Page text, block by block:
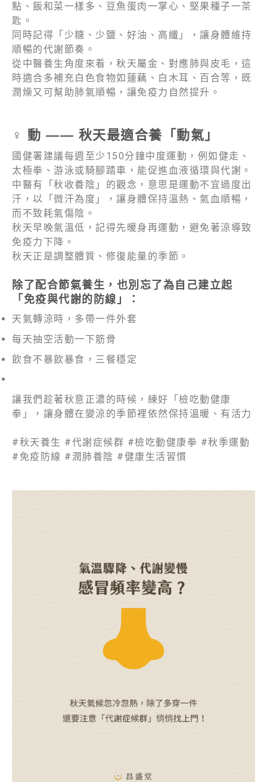
點、飯和菜一樣多、豆魚蛋肉一掌心、堅果種子一茶
匙。
同時記得「少糖、少鹽、好油、高纖」，讓身體維持
順暢的代謝節奏。
從中醫養生角度來看，秋天屬金、對應肺與皮毛，這
時適合多補充白色食物如蓮藕、白木耳、百合等，既
潤燥又可幫助肺氣順暢，讓免疫力自然提升。
‍♀️ 動 —— 秋天最適合養「動氣」
國健署建議每週至少150分鐘中度運動，例如健走、
太極拳、游泳或騎腳踏車，能促進血液循環與代謝。
中醫有「秋收養陰」的觀念，意思是運動不宜過度出
汗，以「微汗為度」，讓身體保持溫熱、氣血順暢，
而不致耗氣傷陰。
秋天早晚氣溫低，記得先暖身再運動，避免著涼導致
免疫力下降。
秋天正是調整體質、修復能量的季節。
除了配合節氣養生，也別忘了為自己建立起
「免疫與代謝的防線」：
天氣轉涼時，多帶一件外套
每天抽空活動一下筋骨
飲食不暴飲暴食，三餐穩定
讓我們趁著秋意正濃的時候，練好「檢吃動健康
拳」，讓身體在變涼的季節裡依然保持溫暖、有活力
#秋天養生 #代謝症候群 #檢吃動健康拳 #秋季運動
#免疫防線 #潤肺養陰 #健康生活習慣